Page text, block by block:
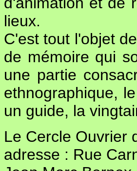
lieux.
C'est tout l'objet
de mémoire qui
une partie
ethnographique,
un guide, la
Le Cercle Ouvrier
adresse : Rue